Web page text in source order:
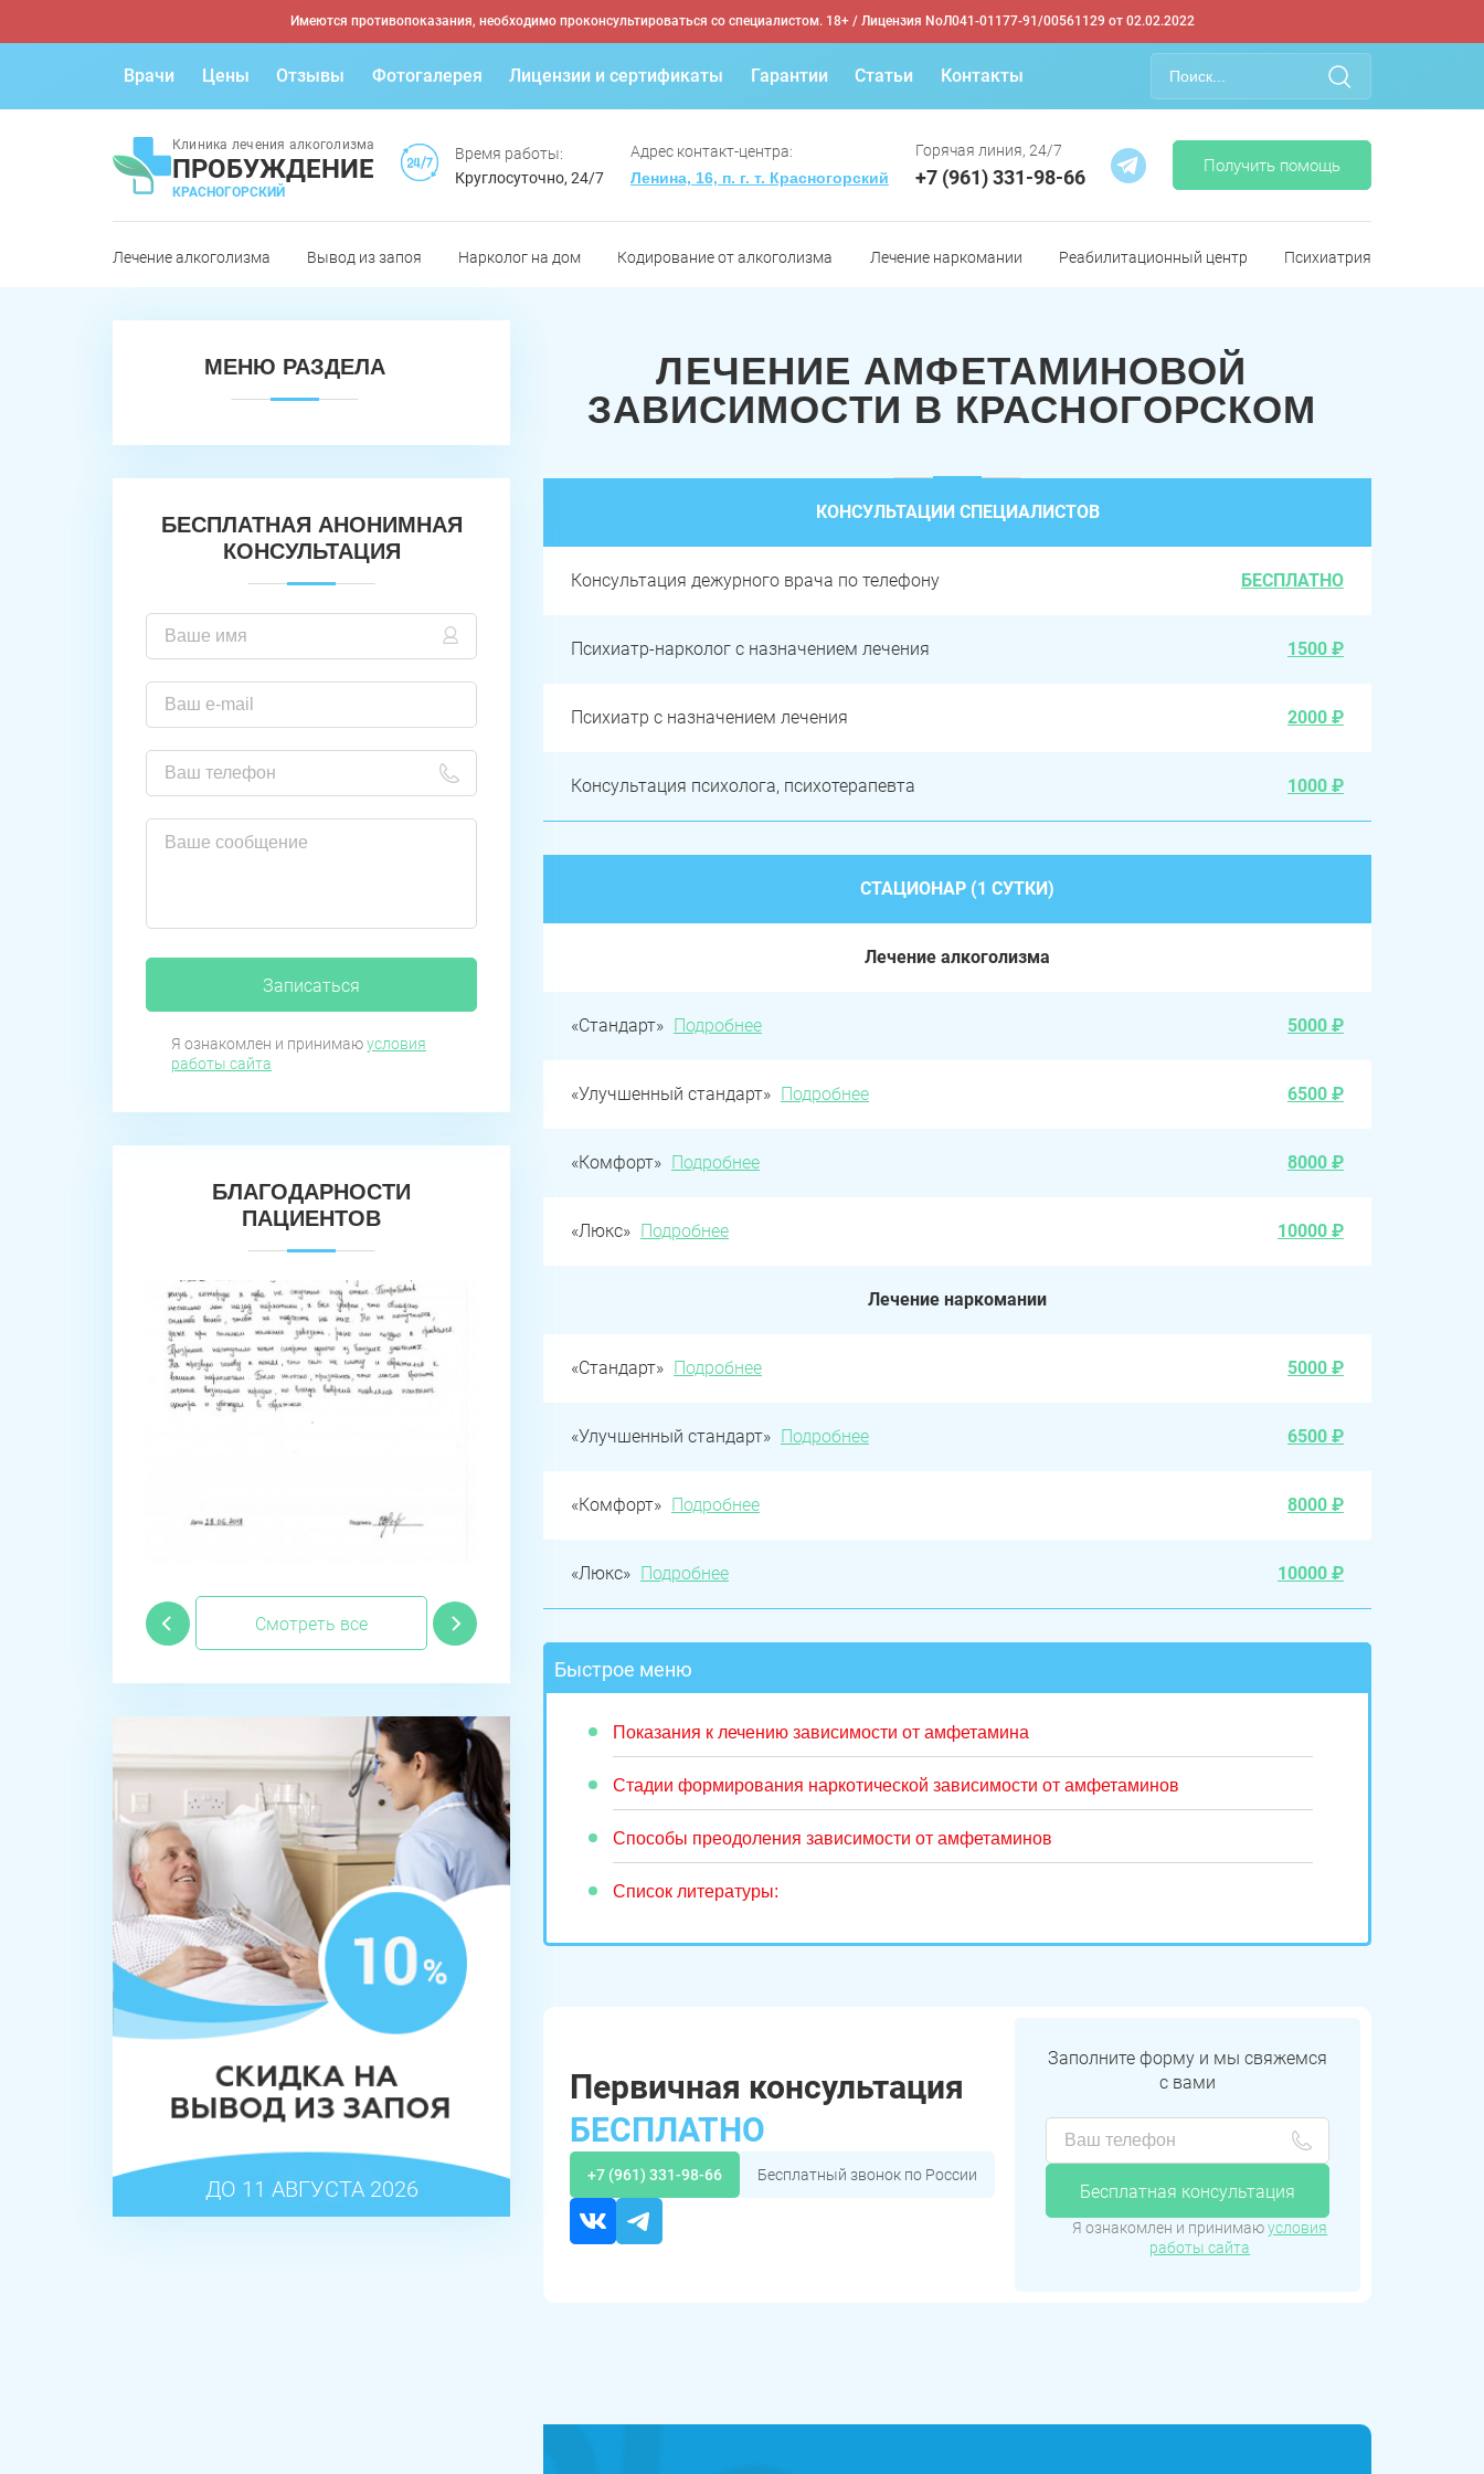
Имеются противопоказания, необходимо проконсультироваться со специалистом. 18+ / Лицензия NoЛ041-01177-91/00561129 от 02.02.2022
Врачи Цены Отзывы Фотогалерея Лицензии и сертификаты Гарантии Статьи Контакты
Клиника лечения алкоголизма
ПРОБУЖДЕНИЕ
КРАСНОГОРСКИЙ
Время работы:
Круглосуточно, 24/7
Адрес контакт-центра:
Ленина, 16, п. г. т. Красногорский
Горячая линия, 24/7
+7 (961) 331-98-66 Получить помощь
Лечение алкоголизма Вывод из запоя Нарколог на дом Кодирование от алкоголизма Лечение наркомании Реабилитационный центр Психиатрия
ЛЕЧЕНИЕ АМФЕТАМИНОВОЙ
ЗАВИСИМОСТИ В КРАСНОГОРСКОМ
КОНСУЛЬТАЦИИ СПЕЦИАЛИСТОВ
Консультация дежурного врача по телефону БЕСПЛАТНО
Психиатр-нарколог с назначением лечения 1500 ₽
Психиатр с назначением лечения 2000 ₽
Консультация психолога, психотерапевта 1000 ₽
СТАЦИОНАР (1 СУТКИ)
Лечение алкоголизма
«Стандарт» Подробнее 5000 ₽
«Улучшенный стандарт» Подробнее 6500 ₽
«Комфорт» Подробнее 8000 ₽
«Люкс» Подробнее 10000 ₽
Лечение наркомании
«Стандарт» Подробнее 5000 ₽
«Улучшенный стандарт» Подробнее 6500 ₽
«Комфорт» Подробнее 8000 ₽
«Люкс» Подробнее 10000 ₽
Быстрое меню
Показания к лечению зависимости от амфетамина
Стадии формирования наркотической зависимости от амфетаминов
Способы преодоления зависимости от амфетаминов
Список литературы:
Первичная консультация
БЕСПЛАТНО
+7 (961) 331-98-66 Бесплатный звонок по России
Заполните форму и мы свяжемся
с вами
Бесплатная консультация
Я ознакомлен и принимаюусловия
работы сайта
МЕНЮ РАЗДЕЛА
БЕСПЛАТНАЯ АНОНИМНАЯ
КОНСУЛЬТАЦИЯ
Записаться
Я ознакомлен и принимаюусловия
работы сайта
БЛАГОДАРНОСТИ
ПАЦИЕНТОВ
Смотреть все
ДО 11 АВГУСТА 2026
Верхнеуральск Локомотивный Миньяр